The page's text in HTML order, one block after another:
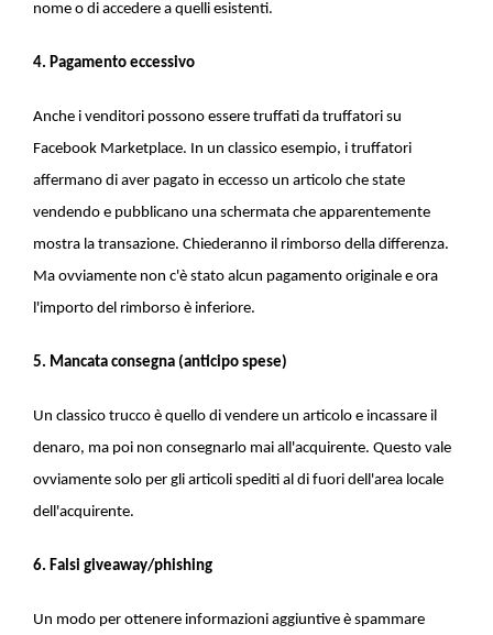
nome o di accedere a quelli esistenti.
4. Pagamento eccessivo
Anche i venditori possono essere truffati da truffatori su
Facebook Marketplace. In un classico esempio, i truffatori
affermano di aver pagato in eccesso un articolo che state
vendendo e pubblicano una schermata che apparentemente
mostra la transazione. Chiederanno il rimborso della differenza.
Ma ovviamente non c'è stato alcun pagamento originale e ora
l'importo del rimborso è inferiore.
5. Mancata consegna (anticipo spese)
Un classico trucco è quello di vendere un articolo e incassare il
denaro, ma poi non consegnarlo mai all'acquirente. Questo vale
ovviamente solo per gli articoli spediti al di fuori dell'area locale
dell'acquirente.
6. Falsi giveaway/phishing
Un modo per ottenere informazioni aggiuntive è spammare